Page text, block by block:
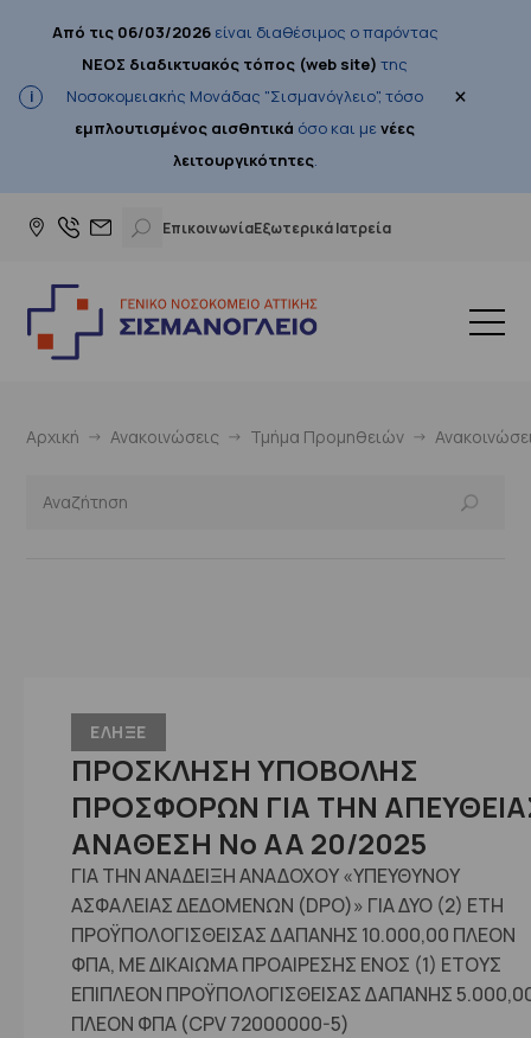
Από τις 06/03/2026είναι διαθέσιμος ο παρόντας
ΝΕΟΣ διαδικτυακός τόπος (web site) της
Νοσοκομειακής Μονάδας "Σισμανόγλειο", τόσο
εμπλουτισμένος αισθητικά όσο και μενέες
λειτουργικότητες.
×
ΕπικοινωνίαΕξωτερικά Ιατρεία
Αρχική Ανακοινώσεις Τμήμα Προμηθειών
ΕΛΗΞΕ
ΠΡΟΣΚΛΗΣΗ ΥΠΟΒΟΛΗΣ
ΠΡΟΣΦΟΡΩΝ ΓΙΑ ΤΗΝ
ΑΝΑΘΕΣΗ No ΑΑ 20/2025
ΓΙΑ ΤΗΝ ΑΝΑΔΕΙΞΗ ΑΝΑΔΟΧΟΥ «ΥΠΕΥΘΥΝΟΥ
ΑΣΦΑΛΕΙΑΣ ΔΕΔΟΜΕΝΩΝ (DPO)» ΓΙΑ ΔΥΟ (2) ΕΤΗ
ΠΡΟΫΠΟΛΟΓΙΣΘΕΙΣΑΣ ΔΑΠΑΝΗΣ 10.000,00 ΠΛΕΟΝ
ΦΠΑ, ΜΕ ΔΙΚΑΙΩΜΑ ΠΡΟΑΙΡΕΣΗΣ ΕΝΟΣ (1) ΕΤΟΥΣ
ΕΠΙΠΛΕΟΝ ΠΡΟΫΠΟΛΟΓΙΣΘΕΙΣΑΣ ΔΑΠΑΝΗΣ
ΠΛΕΟΝ ΦΠΑ (CPV 72000000-5)